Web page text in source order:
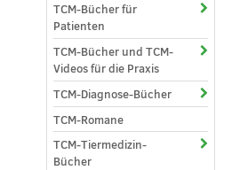
TCM-Bücher für
Patienten
TCM-Bücher und TCM-
Videos für die Praxis
TCM-Diagnose-Bücher
TCM-Romane
TCM-Tiermedizin-
Bücher